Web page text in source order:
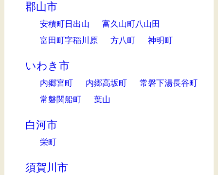
郡山市
安積町日出山
富久山町八山田
富田町字稲川原
方八町 神明町
いわき市
内郷宮町 内郷高坂町
常磐下湯長谷町
常磐関船町
葉山
白河市
栄町
須賀川市